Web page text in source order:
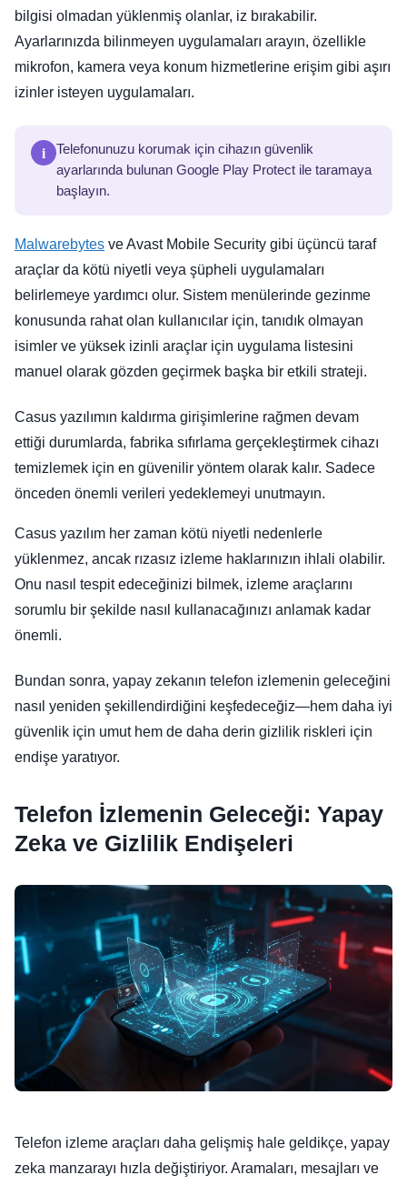
bilgisi olmadan yüklenmiş olanlar, iz bırakabilir.
Ayarlarınızda bilinmeyen uygulamaları arayın, özellikle
mikrofon, kamera veya konum hizmetlerine erişim gibi aşırı
izinler isteyen uygulamaları.
i
Telefonunuzu korumak için cihazın güvenlik
ayarlarında bulunan Google Play Protect ile taramaya
başlayın.
Malwarebytes ve Avast Mobile Security gibi üçüncü taraf
araçlar da kötü niyetli veya şüpheli uygulamaları
belirlemeye yardımcı olur. Sistem menülerinde gezinme
konusunda rahat olan kullanıcılar için, tanıdık olmayan
isimler ve yüksek izinli araçlar için uygulama listesini
manuel olarak gözden geçirmek başka bir etkili strateji.
Casus yazılımın kaldırma girişimlerine rağmen devam
ettiği durumlarda, fabrika sıfırlama gerçekleştirmek cihazı
temizlemek için en güvenilir yöntem olarak kalır. Sadece
önceden önemli verileri yedeklemeyi unutmayın.
Casus yazılım her zaman kötü niyetli nedenlerle
yüklenmez, ancak rızasız izleme haklarınızın ihlali olabilir.
Onu nasıl tespit edeceğinizi bilmek, izleme araçlarını
sorumlu bir şekilde nasıl kullanacağınızı anlamak kadar
önemli.
Bundan sonra, yapay zekanın telefon izlemenin geleceğini
nasıl yeniden şekillendirdiğini keşfedeceğiz—hem daha iyi
güvenlik için umut hem de daha derin gizlilik riskleri için
endişe yaratıyor.
Telefon İzlemenin Geleceği: Yapay
Zeka ve Gizlilik Endişeleri
Telefon izleme araçları daha gelişmiş hale geldikçe, yapay
zeka manzarayı hızla değiştiriyor. Aramaları, mesajları ve